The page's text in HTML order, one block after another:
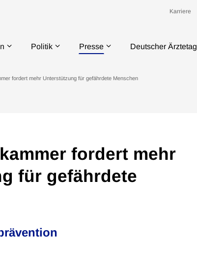
Karriere
Politik Presse Deutscher Ärztetag
fordert mehr Unterstützung für gefährdete Menschen
fordert mehr
für gefährdete